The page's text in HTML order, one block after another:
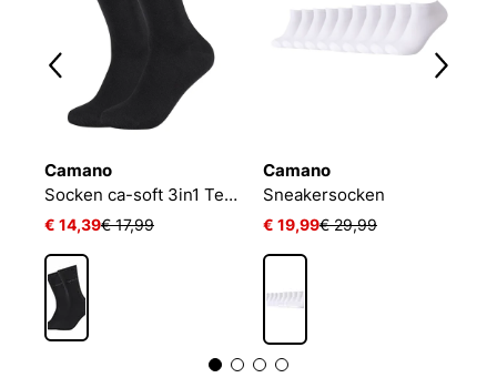
Camano
Socken ca-soft 3in1 Tencel Wolle Bambus
€ 14,39€ 17,99
Camano
Sneakersocken
€ 19,99€ 29,99